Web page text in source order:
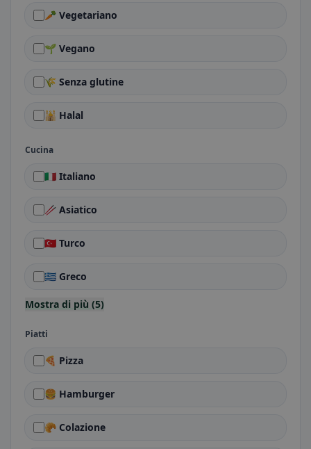
🥕 Vegetariano
🌱 Vegano
🌾 Senza glutine
🕌 Halal
Cucina
🇮🇹 Italiano
🥢 Asiatico
🇹🇷 Turco
🇬🇷 Greco
Mostra di più (5)
Piatti
🍕 Pizza
🍔 Hamburger
🥐 Colazione